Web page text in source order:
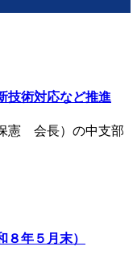
技術対応など推進
憲 会長）の中支部
年５月末）